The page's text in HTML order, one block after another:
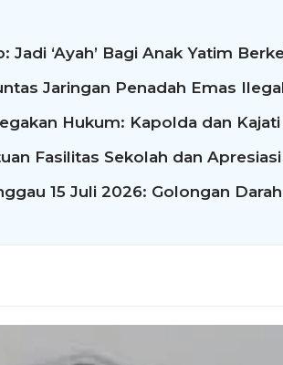
Jadi ‘Ayah’ Bagi Anak Yatim
Jaringan Penadah Emas
Hukum: Kapolda dan
Fasilitas Sekolah dan Apresiasi
15 Juli 2026: Golongan